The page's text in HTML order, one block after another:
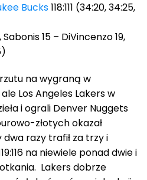
Bucks118:111 (34:20, 34:25,
15 – DiVincenzo 19,
na wygraną w
Los Angeles Lakers w
i ograli Denver Nuggets
złotych okazał
dwa razy trafił za trzy i
na niewiele ponad dwie i
Lakers dobrze